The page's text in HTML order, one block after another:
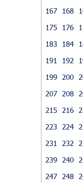
167
168
175
176
183
184
191
192
199
200
207
208
215
216
223
224
231
232
239
240
247
248